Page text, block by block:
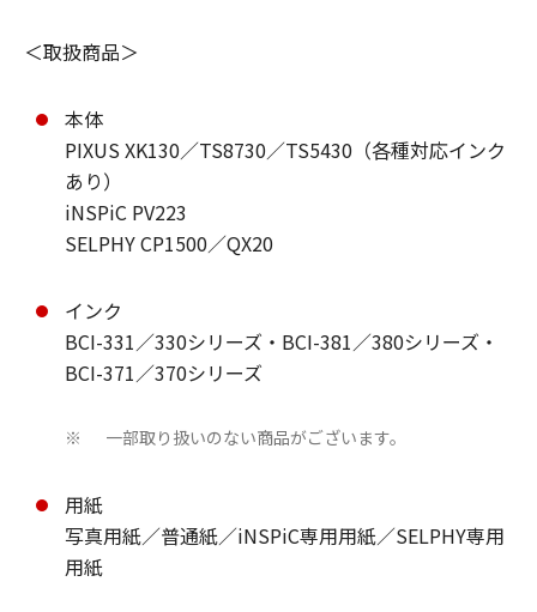
＜取扱商品＞
本体
PIXUS XK130／TS8730／TS5430（各種対応インク
あり）
iNSPiC PV223
SELPHY CP1500／QX20
インク
BCI-331／330シリーズ・BCI-381／380シリーズ・
BCI-371／370シリーズ
※ 一部取り扱いのない商品がございます。
用紙
写真用紙／普通紙／iNSPiC専用用紙／SELPHY専用
用紙